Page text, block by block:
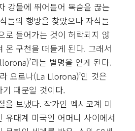
강물에 뛰어들어 목숨을 끊는
들의 행방을 찾았으나 자식들
로 들어가는 것이 허락되지 않
온 구천을 떠돌게 된다. 그래서
라는 별명을 얻게 된다.
요로나(La Llorona)’인 것은
때문일 것이다.
을 보냈다. 작가인 멕시코계 미
유대계 미국인 어머니 사이에서